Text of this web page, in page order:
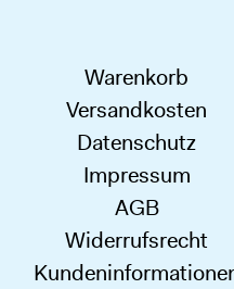
Warenkorb
Versandkosten
Datenschutz
Impressum
AGB
Widerrufsrecht